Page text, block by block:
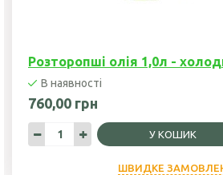
Розторопші олія 1,0л -
В наявності
760,00 грн
У КОШИК
ШВИДКЕ